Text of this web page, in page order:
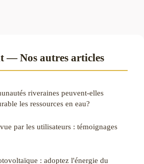
— Nos autres articles
riveraines peuvent-elles
les ressources en eau?
par les utilisateurs : témoignages
: adoptez l'énergie du